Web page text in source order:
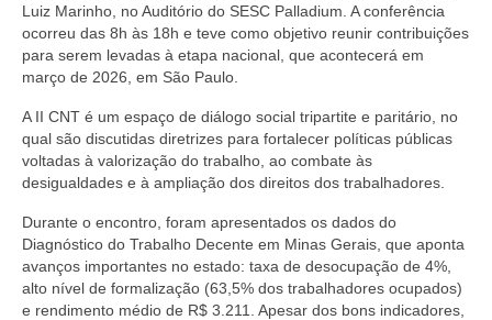
Comércio em geral
Material de construção tintas, ferragens e
maquinismo de Betim
ACT’s
Acordos Coletivos de Trabalho por Empresa
Notícias
Fotos
Contato
Luiz Marinho, no Auditório do SESC Palladium. A conferência
ocorreu das 8h às 18h e teve como objetivo reunir contribuições
para serem levadas à etapa nacional, que acontecerá em
março de 2026, em São Paulo.
A II CNT é um espaço de diálogo social tripartite e paritário, no
qual são discutidas diretrizes para fortalecer políticas públicas
voltadas à valorização do trabalho, ao combate às
desigualdades e à ampliação dos direitos dos trabalhadores.
Durante o encontro, foram apresentados os dados do
Diagnóstico do Trabalho Decente em Minas Gerais, que aponta
avanços importantes no estado: taxa de desocupação de 4%,
alto nível de formalização (63,5% dos trabalhadores ocupados)
e rendimento médio de R$ 3.211. Apesar dos bons indicadores,